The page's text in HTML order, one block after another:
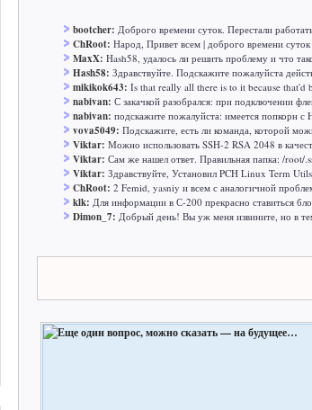
bootcher: Доброго времени суток. Перестали
ChRoot: Народ, Привет всем | доброго времени
MaxX: Hash58, удалось ли решить проблему и что
Hash58: Здравствуйте. Подскажите пожалуйста
mikikok643: Is that really all there is to it because that'd
nabivan: С закачкой разобрался: при подключении
nabivan: подскажите пожалуйста: имеется попкорн
vova5049: Подскажите, есть ли команда, которой
Viktar: Можно использовать SSH-2 RSA 2048 в
Viktar: Сам же нашел ответ. Правильная папка: /root/
Viktar: Здравствуйте, Установил PCH Linux Term
ChRoot: 2 Femid, yasniy и всем с аналогичной
klk: Для информации в С-200 прекрасно ставиться
Dimon_7: Добрый день! Вы уж меня извините, но в